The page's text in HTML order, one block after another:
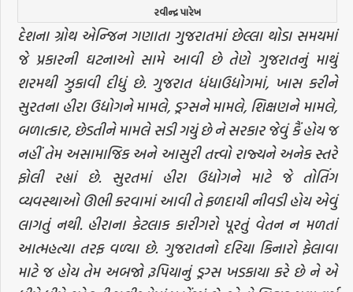
રવીન્દ્ર પારેખ
દેશના ગ્રોથ એન્જિન ગણાતા ગુજરાતમાં છેલ્લા થોડા સમયમાં
જે પ્રકારની ઘટનાઓ સામે આવી છે તેણે ગુજરાતનું માથું
શરમથી ઝુકાવી દીધું છે. ગુજરાત ધંધાઉદ્યોગમાં, ખાસ કરીને
સુરતના હીરા ઉદ્યોગને મામલે, ડ્રગ્સને મામલે, શિક્ષણને મામલે,
બળાત્કાર, છેડતીને મામલે સડી ગયું છે ને સરકાર જેવું કૈં હોય જ
નહીં તેમ અસામાજિક અને આસુરી તત્ત્વો રાજ્યને અનેક સ્તરે
ફોલી રહ્યાં છે. સુરતમાં હીરા ઉદ્યોગને માટે જે તોતિંગ
વ્યવસ્થાઓ ઊભી કરવામાં આવી તે ફળદાયી નીવડી હોય એવું
લાગતું નથી. હીરાના કેટલાક કારીગરો પૂરતું વેતન ન મળતાં
આત્મહત્યા તરફ વળ્યા છે. ગુજરાતનો દરિયા કિનારો ફેલાવા
માટે જ હોય તેમ અબજો રૂપિયાનું ડ્રગ્સ ખડકાયા કરે છે ને એ